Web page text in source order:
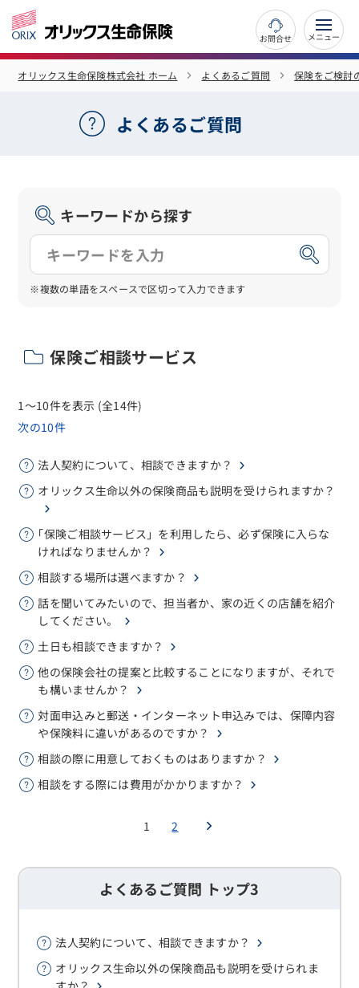
お問合せ
オリックス生命保険株式会社 ホーム よくあるご質問 保険をご検討
よくあるご質問
キーワードから探す
※複数の単語をスペースで区切って入力できます
保険ご相談サービス
1～10件を表示 (全14件)
次の10件
法人契約について、相談できますか？
オリックス生命以外の保険商品も説明を受けられますか？
｢保険ご相談サービス」を利用したら、必ず保険に入らな
ければなりませんか？
相談する場所は選べますか？
話を聞いてみたいので、担当者か、家の近くの店舗を紹介
してください。
土日も相談できますか？
他の保険会社の提案と比較することになりますが、それで
も構いませんか？
対面申込みと郵送・インターネット申込みでは、保障内容
や保険料に違いがあるのですか？
相談の際に用意しておくものはありますか？
相談をする際には費用がかかりますか？
1 2
よくあるご質問 トップ3
法人契約について、相談できますか？
オリックス生命以外の保険商品も説明を受けられま